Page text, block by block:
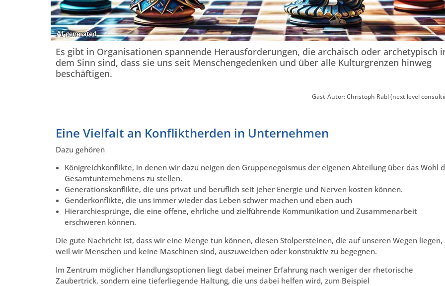
Es gibt in Organisationen spannende Herausforderungen, die archaisch oder archetypisch
dem Sinn sind, dass sie uns seit Menschengedenken und über alle Kulturgrenzen hinweg
beschäftigen.
Gast-Autor: Christoph Rabl (next level
Eine Vielfalt an Konfliktherden in Unternehmen
Dazu gehören
Königreichkonflikte, in denen wir dazu neigen den Gruppenegoismus der eigenen Abteilung über das Wohl
Gesamtunternehmens zu stellen.
Generationskonflikte, die uns privat und beruflich seit jeher Energie und Nerven kosten können.
Genderkonflikte, die uns immer wieder das Leben schwer machen und eben auch
Hierarchiesprünge, die eine offene, ehrliche und zielführende Kommunikation und Zusammenarbeit
erschweren können.
Die gute Nachricht ist, dass wir eine Menge tun können, diesen Stolpersteinen, die auf unseren Wegen liegen,
weil wir Menschen und keine Maschinen sind, auszuweichen oder konstruktiv zu begegnen.
Im Zentrum möglicher Handlungsoptionen liegt dabei meiner Erfahrung nach weniger der rhetorische
Zaubertrick, sondern eine tieferliegende Haltung, die uns dabei helfen wird, zum Beispiel